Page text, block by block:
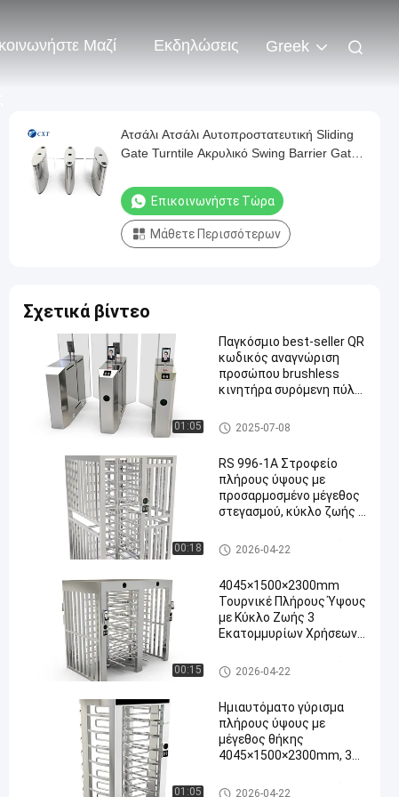
Μαζί Εκδηλώσεις Greek
Ατσάλι Ατσάλι Αυτοπροστατευτική Sliding
Gate Turntile Ακρυλικό Swing Barrier Gate
Επικοινωνήστε Τώρα
Μάθετε Περισσότερων
Σχετικά βίντεο
01:05
Παγκόσμιο best-seller QR
κωδικός αναγνώριση
προσώπου brushless
κινητήρα συρόμενη πύλη
Γυαλιστερό γύρισμα
2025-07-08
00:18
RS 996-1A Στροφείο
πλήρους ύψους με
προσαρμοσμένο μέγεθος
στεγασμού, κύκλο ζωής 3
άτομα / λεπτό για
ασφαλή έλεγχο
Πλήρης περιστροφική πύλη ύ
ψους
2026-04-22
00:15
4045×1500×2300mm
Τουρνικέ Πλήρους Ύψους
με Κύκλο Ζωής 3
Εκατομμυρίων Χρήσεων
Λειτουργία για Ασφαλή
Έλεγχο Πρόσβασης
Πλήρης περιστροφική πύλη ύ
ψους
2026-04-22
01:05
Ημιαυτόματο γύρισμα
πλήρους ύψους με
μέγεθος θήκης
4045×1500×2300mm, 35-
περάσματος και 3
Πλήρης περιστροφική πύλη ύ
2026-04-22